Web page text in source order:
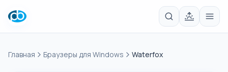
Главная Браузеры для Windows Waterfox